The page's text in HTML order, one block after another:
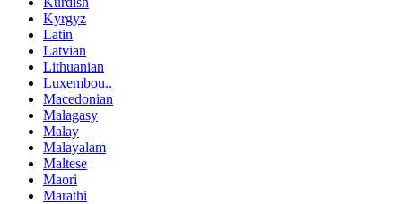
Kyrgyz
Latin
Latvian
Lithuanian
Luxembou..
Macedonian
Malagasy
Malay
Malayalam
Maltese
Maori
Marathi